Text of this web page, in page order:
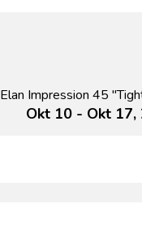
Elan Impression 45
Okt 10 - Okt 17,